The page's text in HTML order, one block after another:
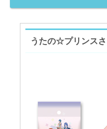
うたの☆プリンス